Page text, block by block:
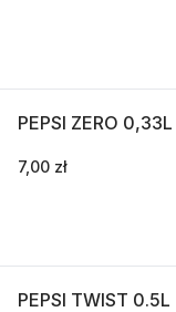
PEPSI ZERO 0,33L
7,00 zł
PEPSI TWIST 0.5L